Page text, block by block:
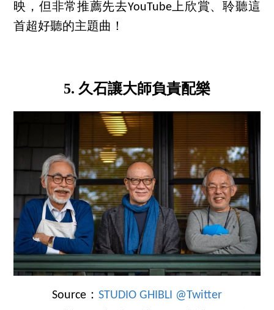
映，但非常推薦先去YouTube上欣賞、聆聽這
首超好聽的主題曲！
5. 久石讓大師負責配樂
Source： STUDIO GHIBLI @Twitter